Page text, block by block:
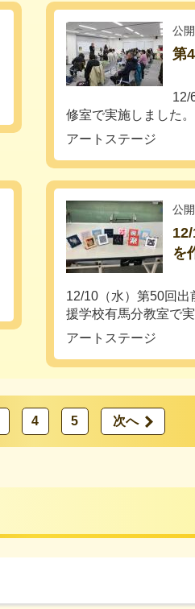
公
第
12/
修室で実施しました
アートステージ
公
を
12/10（水）第50回
援学校有馬分教室で
アートステージ
4 5 次へ